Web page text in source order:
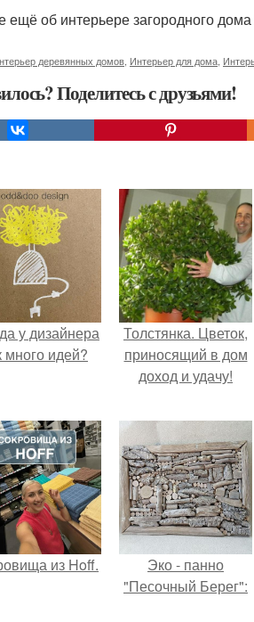
ещё об интерьере загородного дома
деревянных домов Интерьер для дома
Поделитесь с друзьями!
у дизайнера
много идей?
Толстянка. Цветок,
приносящий в дом
доход и удачу!
из Hoff.
Эко - панно
"Песочный Берег":